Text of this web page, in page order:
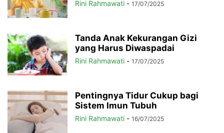
Rini Rahmawati - 17/07/2025
Tanda Anak Kekurangan Gizi
yang Harus Diwaspadai
Rini Rahmawati - 17/07/2025
Pentingnya Tidur Cukup bagi
Sistem Imun Tubuh
Rini Rahmawati - 16/07/2025